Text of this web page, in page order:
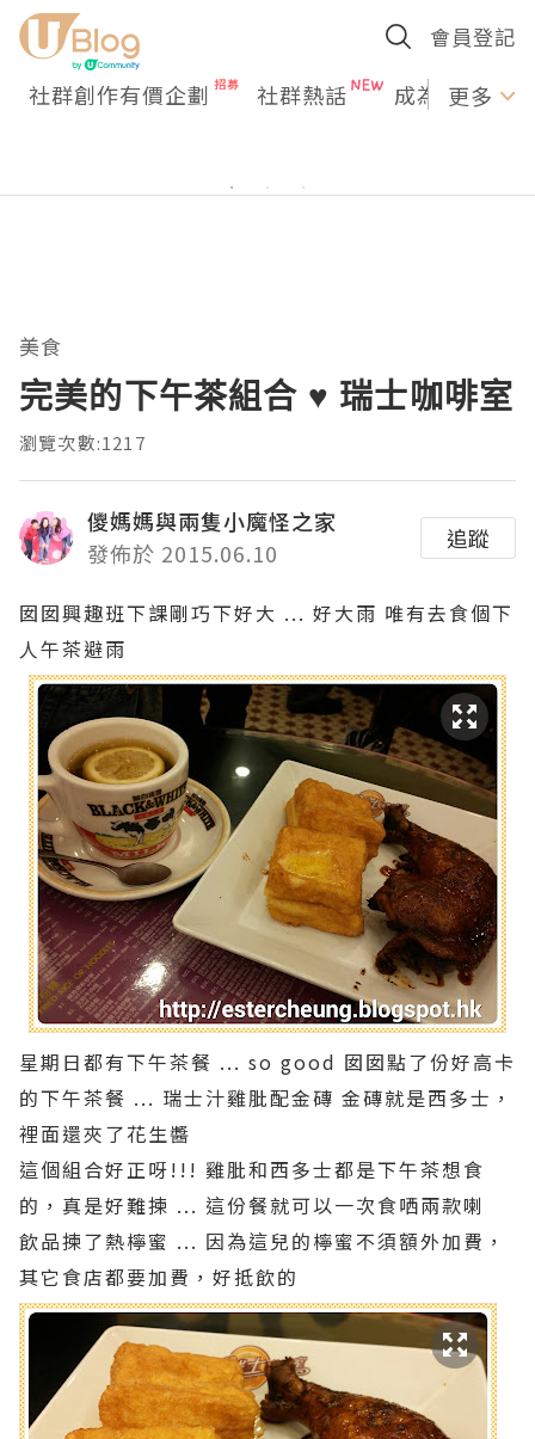
會員登記
社群創作有價企劃 社群熱話 成為U更多
美食
完美的下午茶組合 ♥ 瑞士咖啡室
瀏覽次數:1217
儍媽媽與兩隻小魔怪之家
發佈於 2015.06.10
追蹤
囡囡興趣班下課剛巧下好大 ... 好大雨 唯有去食個下
人午茶避雨
星期日都有下午茶餐 ... so good 囡囡點了份好高卡
的下午茶餐 ... 瑞士汁雞肶配金磚 金磚就是西多士，
裡面還夾了花生醬
這個組合好正呀!!! 雞肶和西多士都是下午茶想食
的，真是好難揀 ... 這份餐就可以一次食哂兩款喇
飲品揀了熱檸蜜 ... 因為這兒的檸蜜不須額外加費，
其它食店都要加費，好抵飲的